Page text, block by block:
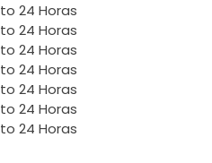
24 Horas
24 Horas
24 Horas
24 Horas
24 Horas
24 Horas
24 Horas